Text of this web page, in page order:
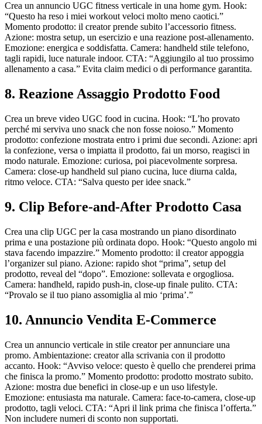
Crea un annuncio UGC fitness verticale in una home gym. Hook:
“Questo ha reso i miei workout veloci molto meno caotici.”
Momento prodotto: il creator prende subito l’accessorio fitness.
Azione: mostra setup, un esercizio e una reazione post-allenamento.
Emozione: energica e soddisfatta. Camera: handheld stile telefono,
tagli rapidi, luce naturale indoor. CTA: “Aggiungilo al tuo prossimo
allenamento a casa.” Evita claim medici o di performance garantita.
8. Reazione Assaggio Prodotto Food
Crea un breve video UGC food in cucina. Hook: “L’ho provato
perché mi serviva uno snack che non fosse noioso.” Momento
prodotto: confezione mostrata entro i primi due secondi. Azione: apri
la confezione, versa o impiatta il prodotto, fai un morso, reagisci in
modo naturale. Emozione: curiosa, poi piacevolmente sorpresa.
Camera: close-up handheld sul piano cucina, luce diurna calda,
ritmo veloce. CTA: “Salva questo per idee snack.”
9. Clip Before-and-After Prodotto Casa
Crea una clip UGC per la casa mostrando un piano disordinato
prima e una postazione più ordinata dopo. Hook: “Questo angolo mi
stava facendo impazzire.” Momento prodotto: il creator appoggia
l’organizer sul piano. Azione: rapido shot “prima”, setup del
prodotto, reveal del “dopo”. Emozione: sollevata e orgogliosa.
Camera: handheld, rapido push-in, close-up finale pulito. CTA:
“Provalo se il tuo piano assomiglia al mio ‘prima’.”
10. Annuncio Vendita E-Commerce
Crea un annuncio verticale in stile creator per annunciare una
promo. Ambientazione: creator alla scrivania con il prodotto
accanto. Hook: “Avviso veloce: questo è quello che prenderei prima
che finisca la promo.” Momento prodotto: prodotto mostrato subito.
Azione: mostra due benefici in close-up e un uso lifestyle.
Emozione: entusiasta ma naturale. Camera: face-to-camera, close-up
prodotto, tagli veloci. CTA: “Apri il link prima che finisca l’offerta.”
Non includere numeri di sconto non supportati.